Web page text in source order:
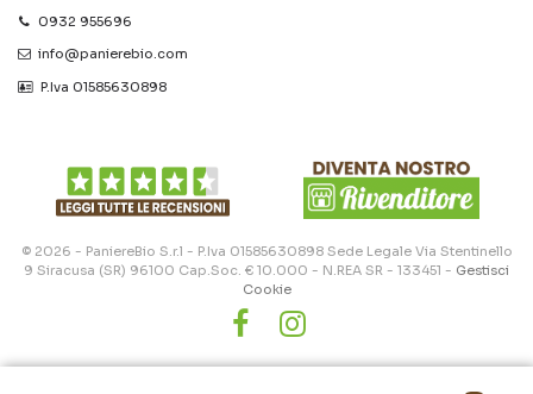
0932 955696
info@panierebio.com
‎‎‎‎‎ P.Iva 01585630898
© 2026 - PaniereBio S.r.l - P.Iva 01585630898 Sede Legale Via Stentinello
9 Siracusa (SR) 96100 Cap.Soc. € 10.000 - N.REA SR - 133451 - Gestisci
Cookie